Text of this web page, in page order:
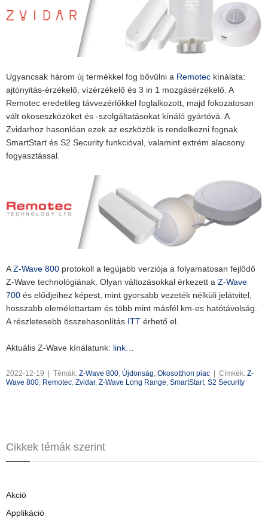
Ugyancsak három új termékkel fog bővülni a Remotec kínálata:
ajtónyitás-érzékelő, vízérzékelő és 3 in 1 mozgásérzékelő. A
Remotec eredetileg távvezérlőkkel foglalkozott, majd fokozatosan
vált okoseszközöket és -szolgáltatásokat kínáló gyártóvá. A
Zvidarhoz hasonlóan ezek az eszközök is rendelkezni fognak
SmartStart és S2 Security funkcióval, valamint extrém alacsony
fogyasztással.
AZ-Wave 800 protokoll a legújabb verziója a folyamatosan fejlődő
Z-Wave technológiának. Olyan változásokkal érkezett a Z-Wave
700 és elődjeihez képest, mint gyorsabb vezeték nélküli jelátvitel,
hosszabb elemélettartam és több mint másfél km-es hatótávolság.
A részletesebb összehasonlítás ITT érhető el.
Aktuális Z-Wave kínálatunk: link…
2022-12-19 | Témák: Z-Wave 800 Újdonság Okosotthon piac | Címkék: Z-
Wave 800 Remotec Zvidar, Z-Wave Long Range SmartStart, S2 Security
Cikkek témák szerint
Akció
Applikáció